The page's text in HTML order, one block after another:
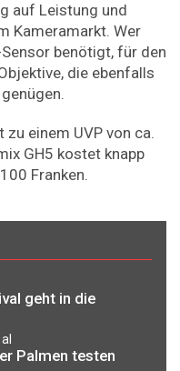
auf Leistung und
Kameramarkt. Wer
benötigt, für den
die ebenfalls
einem UVP von ca.
GH5 kostet knapp
Franken.
geht in die
Palmen testen